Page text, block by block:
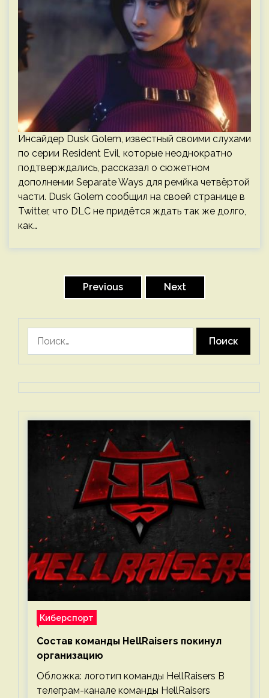
Инсайдер Dusk Golem, известный своими слухами
по серии Resident Evil, которые неоднократно
подтверждались, рассказал о сюжетном
дополнении Separate Ways для ремйка четвёртой
части. Dusk Golem сообщил на своей странице в
Twitter, что DLC не придётся ждать так же долго,
как…
Previous Next
Киберспорт
Состав команды HellRaisers покинул
организацию
Обложка: логотип команды HellRaisers В
телеграм-канале команды HellRaisers